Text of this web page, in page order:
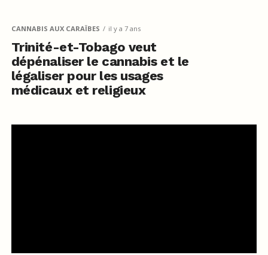
CANNABIS AUX CARAÏBES il y a 7 ans
Trinité-et-Tobago veut
dépénaliser le cannabis et le
légaliser pour les usages
médicaux et religieux